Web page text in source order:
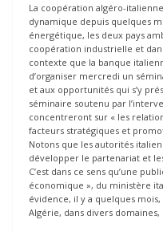
La coopération algéro-
dynamique depuis quelques
énergétique, les deux pays
coopération industrielle et
contexte que la banque
d’organiser mercredi un
et aux opportunités qui s’y
séminaire soutenu par
concentreront sur « les
facteurs stratégiques et
Notons que les autorités
développer le partenariat et
C’est dans ce sens qu’une
économique », du ministère
évidence, il y a quelques
Algérie, dans divers